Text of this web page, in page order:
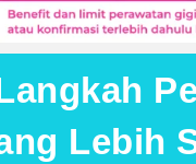
Lebih